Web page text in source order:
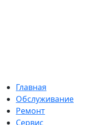
Главная
Обслуживание
Ремонт
Сервис